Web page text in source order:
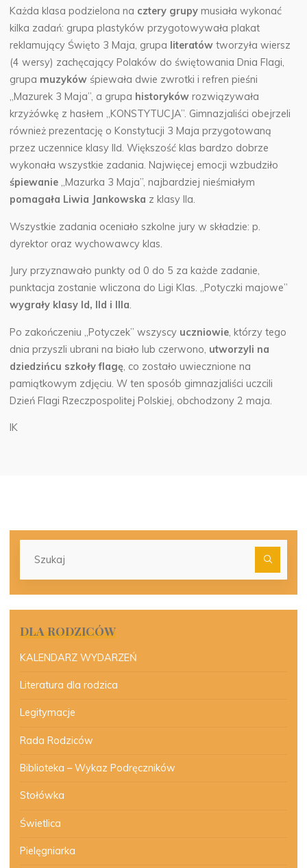
Każda klasa podzielona na cztery grupy musiała wykonać
kilka zadań: grupa plastyków przygotowywała plakat
reklamujący Święto 3 Maja, grupa literatów tworzyła wiersz
(4 wersy) zachęcający Polaków do świętowania Dnia Flagi,
grupa muzyków śpiewała dwie zwrotki i refren pieśni
„Mazurek 3 Maja”, a grupa historyków rozwiązywała
krzyżówkę z hasłem „KONSTYTUCJA”. Gimnazjaliści obejrzeli
również prezentację o Konstytucji 3 Maja przygotowaną
przez uczennice klasy IId. Większość klas bardzo dobrze
wykonała wszystkie zadania. Najwięcej emocji wzbudziło
śpiewanie „Mazurka 3 Maja”, najbardziej nieśmiałym
pomagała Liwia Jankowska z klasy IIa.
Wszystkie zadania oceniało szkolne jury w składzie: p.
dyrektor oraz wychowawcy klas.
Jury przyznawało punkty od 0 do 5 za każde zadanie,
punktacja zostanie wliczona do Ligi Klas. „Potyczki majowe”
wygrały klasy Id, IId i IIIa.
Po zakończeniu „Potyczek” wszyscy uczniowie , którzy tego
dnia przyszli ubrani na biało lub czerwono, utworzyli na
dziedzińcu szkoły flagę , co zostało uwiecznione na
pamiątkowym zdjęciu. W ten sposób gimnazjaliści uczcili
Dzień Flagi Rzeczpospolitej Polskiej, obchodzony 2 maja.
IK
DLA RODZICÓW
KALENDARZ WYDARZEŃ
Literatura dla rodzica
Legitymacje
Rada Rodziców
Biblioteka – Wykaz Podręczników
Stołówka
Świetlica
Pielęgniarka